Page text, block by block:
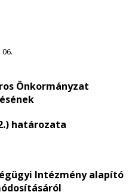
Önkormányzat
határozata
Intézmény alapító